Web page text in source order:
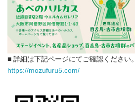
■ 詳細は下記ページにてご確認ください。
https://mozufuru5.com/